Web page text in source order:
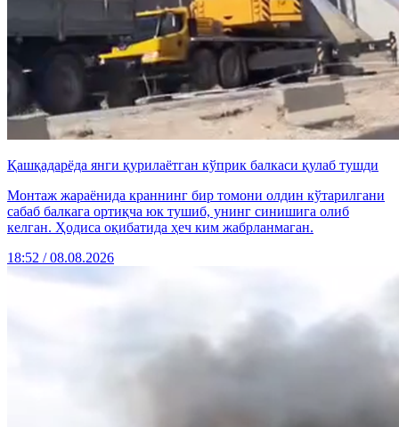
Қашқадарёда янги қурилаётган кўприк балкаси қулаб тушди
Монтаж жараёнида краннинг бир томони олдин кўтарилгани
сабаб балкага ортиқча юк тушиб, унинг синишига олиб
келган. Ҳодиса оқибатида ҳеч ким жабрланмаган.
18:52 / 08.08.2026